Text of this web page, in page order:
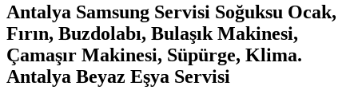
Antalya Samsung Servisi Soğuksu Ocak,
Fırın, Buzdolabı, Bulaşık Makinesi,
Çamaşır Makinesi, Süpürge, Klima.
Antalya Beyaz Eşya Servisi